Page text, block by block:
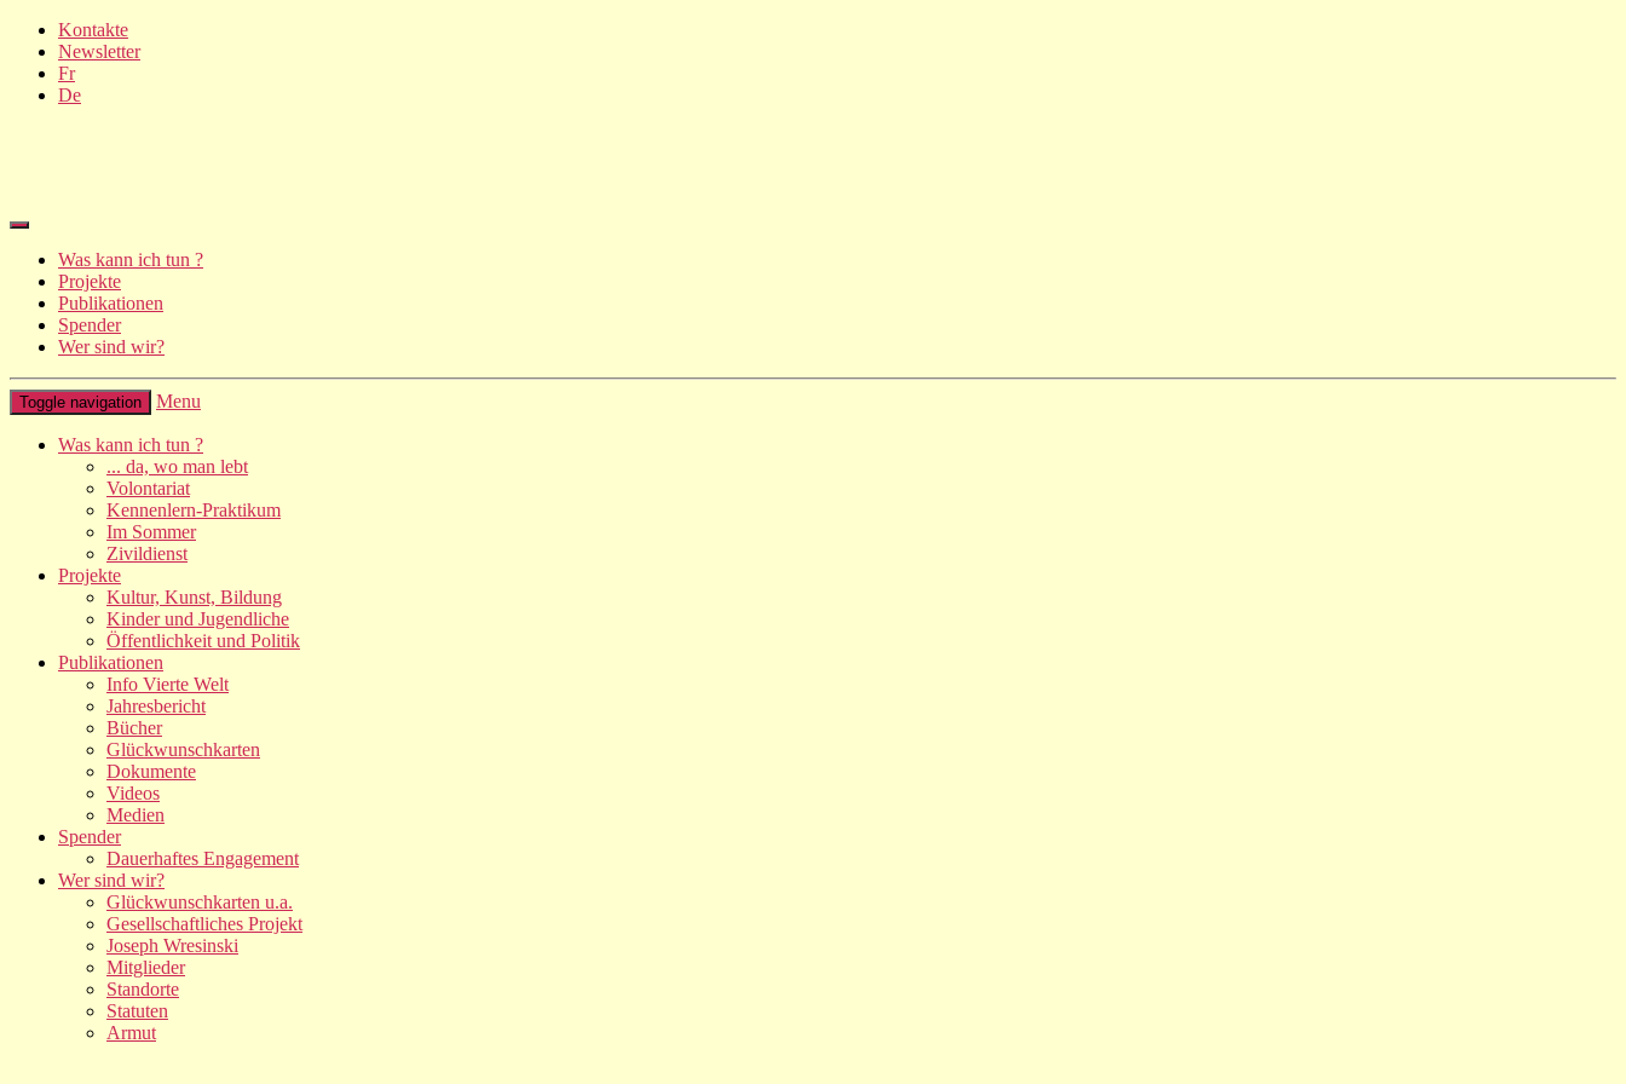
Kontakte
Newsletter
Fr
De
Was kann ich tun ?
Projekte
Publikationen
Spender
Wer sind wir?
Toggle navigation Menu
Was kann ich tun ?
... da, wo man lebt
Volontariat
Kennenlern-Praktikum
Im Sommer
Zivildienst
Projekte
Kultur, Kunst, Bildung
Kinder und Jugendliche
Öffentlichkeit und Politik
Publikationen
Info Vierte Welt
Jahresbericht
Bücher
Glückwunschkarten
Dokumente
Videos
Medien
Spender
Dauerhaftes Engagement
Wer sind wir?
Glückwunschkarten u.a.
Gesellschaftliches Projekt
Joseph Wresinski
Mitglieder
Standorte
Statuten
Armut